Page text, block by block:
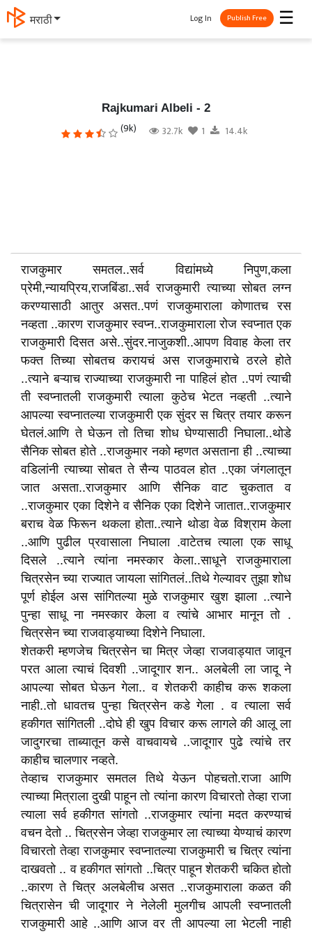
मराठी ☰
Log In Publish Free
Rajkumari Albeli - 2
(9k) 32.7k 1 14.4k
राजकुमार समतल..सर्व विद्यांमध्ये निपुण,कला
प्रेमी,न्यायप्रिय,राजबिंडा..सर्व राजकुमारी त्याच्या सोबत लग्न
करण्यासाठी आतुर असत..पणं राजकुमाराला कोणातच रस
नव्हता ..कारण राजकुमार स्वप्न..राजकुमाराला रोज स्वप्नात एक
राजकुमारी दिसत असे..सुंदर.नाजुकशी..आपण विवाह केला तर
फक्त तिच्या सोबतच करायचं अस राजकुमाराचे ठरले होते
..त्याने बऱ्याच राज्याच्या राजकुमारी ना पाहिलं होत ..पणं त्याची
ती स्वप्नातली राजकुमारी त्याला कुठेच भेटत नव्हती ..त्याने
आपल्या स्वप्नातल्या राजकुमारी एक सुंदर स चित्र तयार करून
घेतलं.आणि ते घेऊन तो तिचा शोध घेण्यासाठी निघाला..थोडे
सैनिक सोबत होते ..राजकुमार नको म्हणत असताना ही ..त्याच्या
वडिलांनी त्याच्या सोबत ते सैन्य पाठवल होत ..एका जंगलातून
जात असता..राजकुमार आणि सैनिक वाट चुकतात व
..राजकुमार एका दिशेने व सैनिक एका दिशेने जातात..राजकुमार
बराच वेळ फिरून थकला होता..त्याने थोडा वेळ विश्राम केला
..आणि पुढील प्रवासाला निघाला .वाटेतच त्याला एक साधू
दिसले ..त्याने त्यांना नमस्कार केला..साधूने राजकुमाराला
चित्रसेन च्या राज्यात जायला सांगितलं..तिथे गेल्यावर तुझा शोध
पूर्ण होईल अस सांगितल्या मुळे राजकुमार खुश झाला ..त्याने
पुन्हा साधू ना नमस्कार केला व त्यांचे आभार मानून तो .
चित्रसेन च्या राजवाड्याच्या दिशेने निघाला.
शेतकरी म्हणजेच चित्रसेन चा मित्र जेव्हा राजवाड्यात जावून
परत आला त्याचं दिवशी ..जादूगार शन.. अलबेली ला जादू ने
आपल्या सोबत घेऊन गेला.. व शेतकरी काहीच करू शकला
नाही..तो धावतच पुन्हा चित्रसेन कडे गेला . व त्याला सर्व
हकीगत सांगितली ..दोघे ही खुप विचार करू लागले की आलू ला
जादुगरचा ताब्यातून कसे वाचवायचे ..जादूगार पुढे त्यांचे तर
काहीच चालणार नव्हते.
तेव्हाच राजकुमार समतल तिथे येऊन पोहचतो.राजा आणि
त्याच्या मित्राला दुखी पाहून तो त्यांना कारण विचारतो तेव्हा राजा
त्याला सर्व हकीगत सांगतो ..राजकुमार त्यांना मदत करण्याचं
वचन देतो .. चित्रसेन जेव्हा राजकुमार ला त्याच्या येण्याचं कारण
विचारतो तेव्हा राजकुमार स्वप्नातल्या राजकुमारी च चित्र त्यांना
दाखवतो .. व हकीगत सांगतो ..चित्र पाहून शेतकरी चकित होतो
..कारण ते चित्र अलबेलीच असत ..राजकुमाराला कळत की
चित्रासेन ची जादूगार ने नेलेली मुलगीच आपली स्वप्नातली
राजकुमारी आहे ..आणि आज वर ती आपल्या ला भेटली नाही